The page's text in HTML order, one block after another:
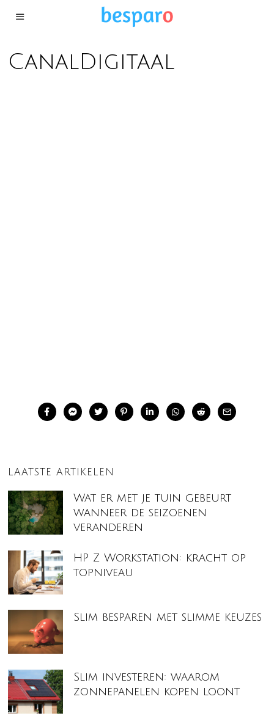
CanalDigitaal
LAATSTE ARTIKELEN
Wat er met je tuin gebeurt
wanneer de seizoenen
veranderen
HP Z Workstation: kracht op
topniveau
Slim besparen met slimme keuzes
Slim investeren: waarom
zonnepanelen kopen loont